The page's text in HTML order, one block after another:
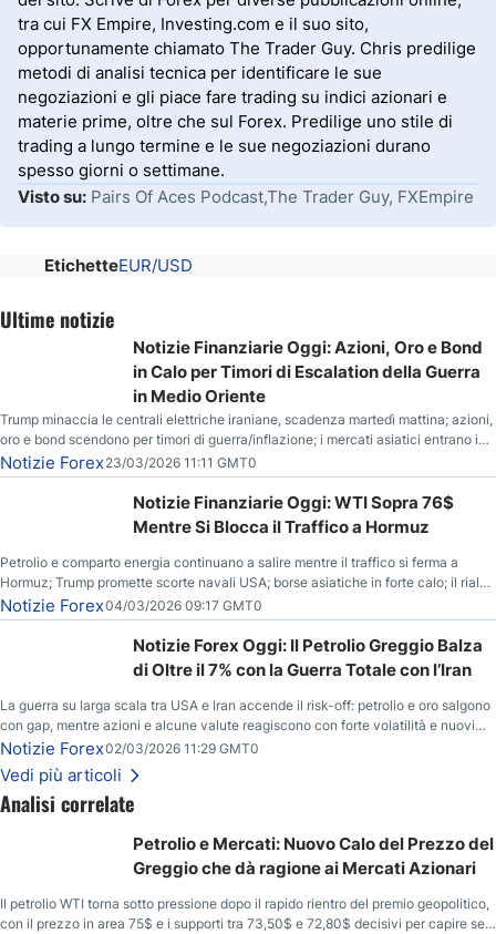
tra cui FX Empire, Investing.com e il suo sito,
opportunamente chiamato The Trader Guy. Chris predilige
metodi di analisi tecnica per identificare le sue
negoziazioni e gli piace fare trading su indici azionari e
materie prime, oltre che sul Forex. Predilige uno stile di
trading a lungo termine e le sue negoziazioni durano
spesso giorni o settimane.
Visto su: Pairs Of Aces Podcast,The Trader Guy, FXEmpire
EtichetteEUR/USD
Ultime notizie
Notizie Finanziarie Oggi: Azioni, Oro e Bond
in Calo per Timori di Escalation della Guerra
in Medio Oriente
Trump minaccia le centrali elettriche iraniane, scadenza martedì mattina; azioni,
oro e bond scendono per timori di guerra/inflazione; i mercati asiatici entrano in
correzione; il petrolio greggio resta stabile.
Notizie Forex23/03/2026 11:11 GMT0
Notizie Finanziarie Oggi: WTI Sopra 76$
Mentre Si Blocca il Traffico a Hormuz
Petrolio e comparto energia continuano a salire mentre il traffico si ferma a
Hormuz; Trump promette scorte navali USA; borse asiatiche in forte calo; il rialzo
del gas naturale mette pressione all’euro.
Notizie Forex04/03/2026 09:17 GMT0
Notizie Forex Oggi: Il Petrolio Greggio Balza
di Oltre il 7% con la Guerra Totale con l’Iran
La guerra su larga scala tra USA e Iran accende il risk-off: petrolio e oro salgono
con gap, mentre azioni e alcune valute reagiscono con forte volatilità e nuovi
livelli da monitorare.
Notizie Forex02/03/2026 11:29 GMT0
Vedi più articoli
Analisi correlate
Petrolio e Mercati: Nuovo Calo del Prezzo del
Greggio che dà ragione ai Mercati Azionari
Il petrolio WTI torna sotto pressione dopo il rapido rientro del premio geopolitico,
con il prezzo in area 75$ e i supporti tra 73,50$ e 72,80$ decisivi per capire se il